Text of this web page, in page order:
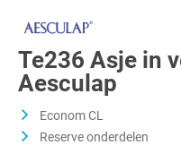
Te236 Asje in
Aesculap
Econom CL
Reserve onderdelen